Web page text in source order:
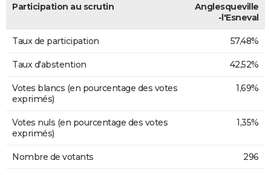
Participation au scrutin
Anglesqueville
-l'Esneval
Taux de participation 57,48%
Taux d'abstention 42,52%
Votes blancs (en pourcentage des votes
exprimés)
1,69%
Votes nuls (en pourcentage des votes
exprimés)
1,35%
Nombre de votants 296